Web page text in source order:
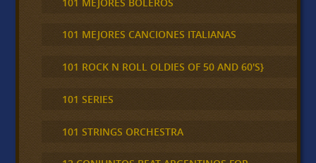
101 MEJORES CANCIONES ITALIANAS
101 ROCK N ROLL OLDIES OF 50 AND 60'S}
101 SERIES
101 STRINGS ORCHESTRA